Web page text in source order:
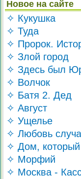
Новое на сайте
✧ Кукушка
✧ Туда
✧ Пророк.
✧ Злой город
✧ Здесь был
✧ Волчок
✧ Батя 2. Дед
✧ Август
✧ Ущелье
✧ Любовь
✧ Дом,
✧ Морфий
✧ Москва -